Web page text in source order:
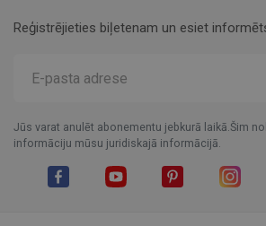
Reģistrējieties biļetenam un esiet
Jūs varat anulēt abonementu jebkurā laikā.Šim
informāciju mūsu juridiskajā informācijā.